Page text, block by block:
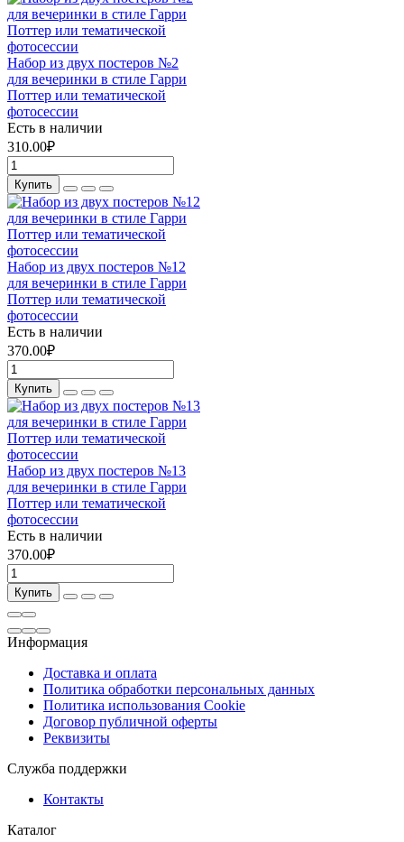
Набор из двух постеров №2
для вечеринки в стиле Гарри
Поттер или тематической
фотосессии
Есть в наличии
310.00₽
Купить
Набор из двух постеров №12
для вечеринки в стиле Гарри
Поттер или тематической
фотосессии
Есть в наличии
370.00₽
Купить
Набор из двух постеров №13
для вечеринки в стиле Гарри
Поттер или тематической
фотосессии
Есть в наличии
370.00₽
Купить
Информация
Доставка и оплата
Политика обработки персональных данных
Политика использования Cookie
Договор публичной оферты
Реквизиты
Служба поддержки
Контакты
Каталог